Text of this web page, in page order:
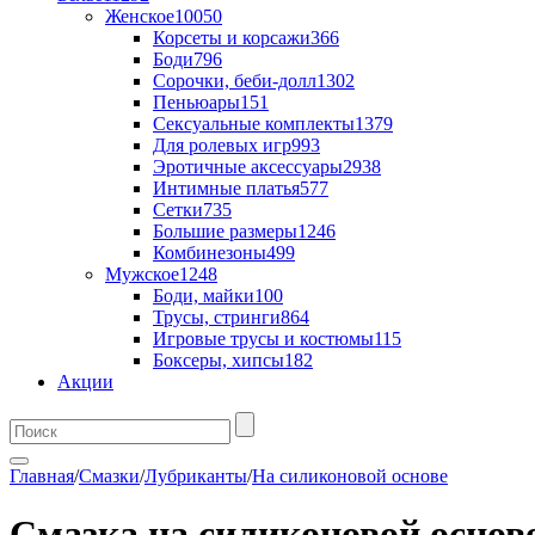
Женское10050
Корсеты и корсажи366
Боди796
Сорочки, беби-долл1302
Пеньюары151
Сексуальные комплекты1379
Для ролевых игр993
Эротичные аксессуары2938
Интимные платья577
Сетки735
Большие размеры1246
Комбинезоны499
Мужское1248
Боди, майки100
Трусы, стринги864
Игровые трусы и костюмы115
Боксеры, хипсы182
Акции
Главная/Смазки/Лубриканты/На силиконовой основе